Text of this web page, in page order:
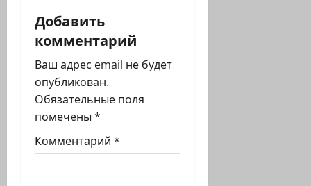
а
ц
и
я
з
а
Добавить
комментарий
Ваш адрес email не будет
опубликован.
Обязательные поля
помечены *
Комментарий *